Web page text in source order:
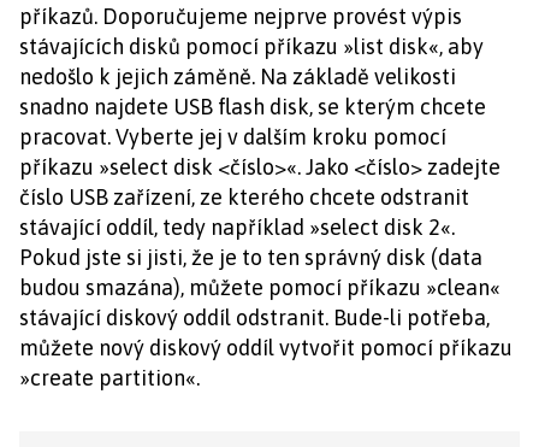
příkazů. Doporučujeme nejprve provést výpis
stávajících disků pomocí příkazu »list disk«, aby
nedošlo k jejich záměně. Na základě velikosti
snadno najdete USB flash disk, se kterým chcete
pracovat. Vyberte jej v dalším kroku pomocí
příkazu »select disk <číslo>«. Jako <číslo> zadejte
číslo USB zařízení, ze kterého chcete odstranit
stávající oddíl, tedy například »select disk 2«.
Pokud jste si jisti, že je to ten správný disk (data
budou smazána), můžete pomocí příkazu »clean«
stávající diskový oddíl odstranit. Bude-li potřeba,
můžete nový diskový oddíl vytvořit pomocí příkazu
»create partition«.